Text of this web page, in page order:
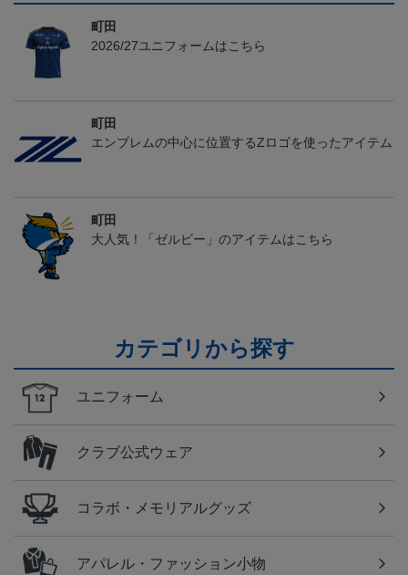
町田
2026/27ユニフォームはこちら
町田
エンブレムの中心に位置するZロゴを使ったアイテム
町田
大人気！「ゼルビー」のアイテムはこちら
カテゴリから探す
ユニフォーム
クラブ公式ウェア
コラボ・メモリアルグッズ
アパレル・ファッション小物